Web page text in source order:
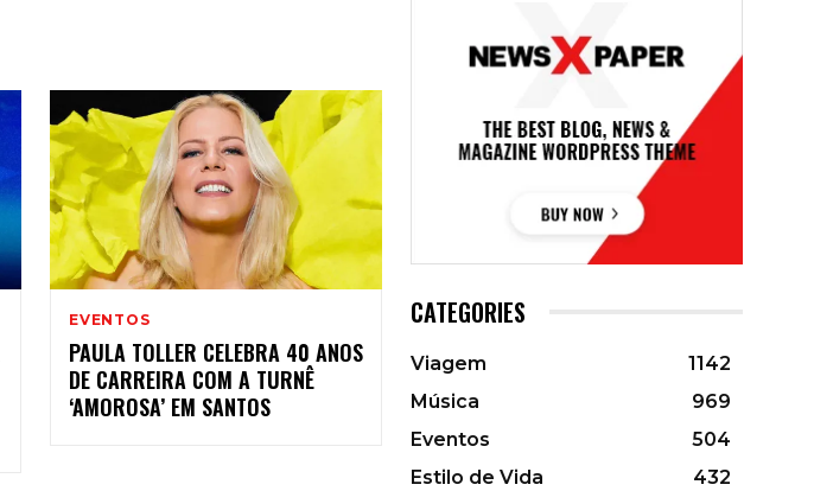
EVENTOS
PAULA TOLLER CELEBRA 40 ANOS
DE CARREIRA COM A TURNÊ
‘AMOROSA’ EM SANTOS
CATEGORIES
Viagem
1142
Música
969
Eventos
504
Estilo de Vida
432